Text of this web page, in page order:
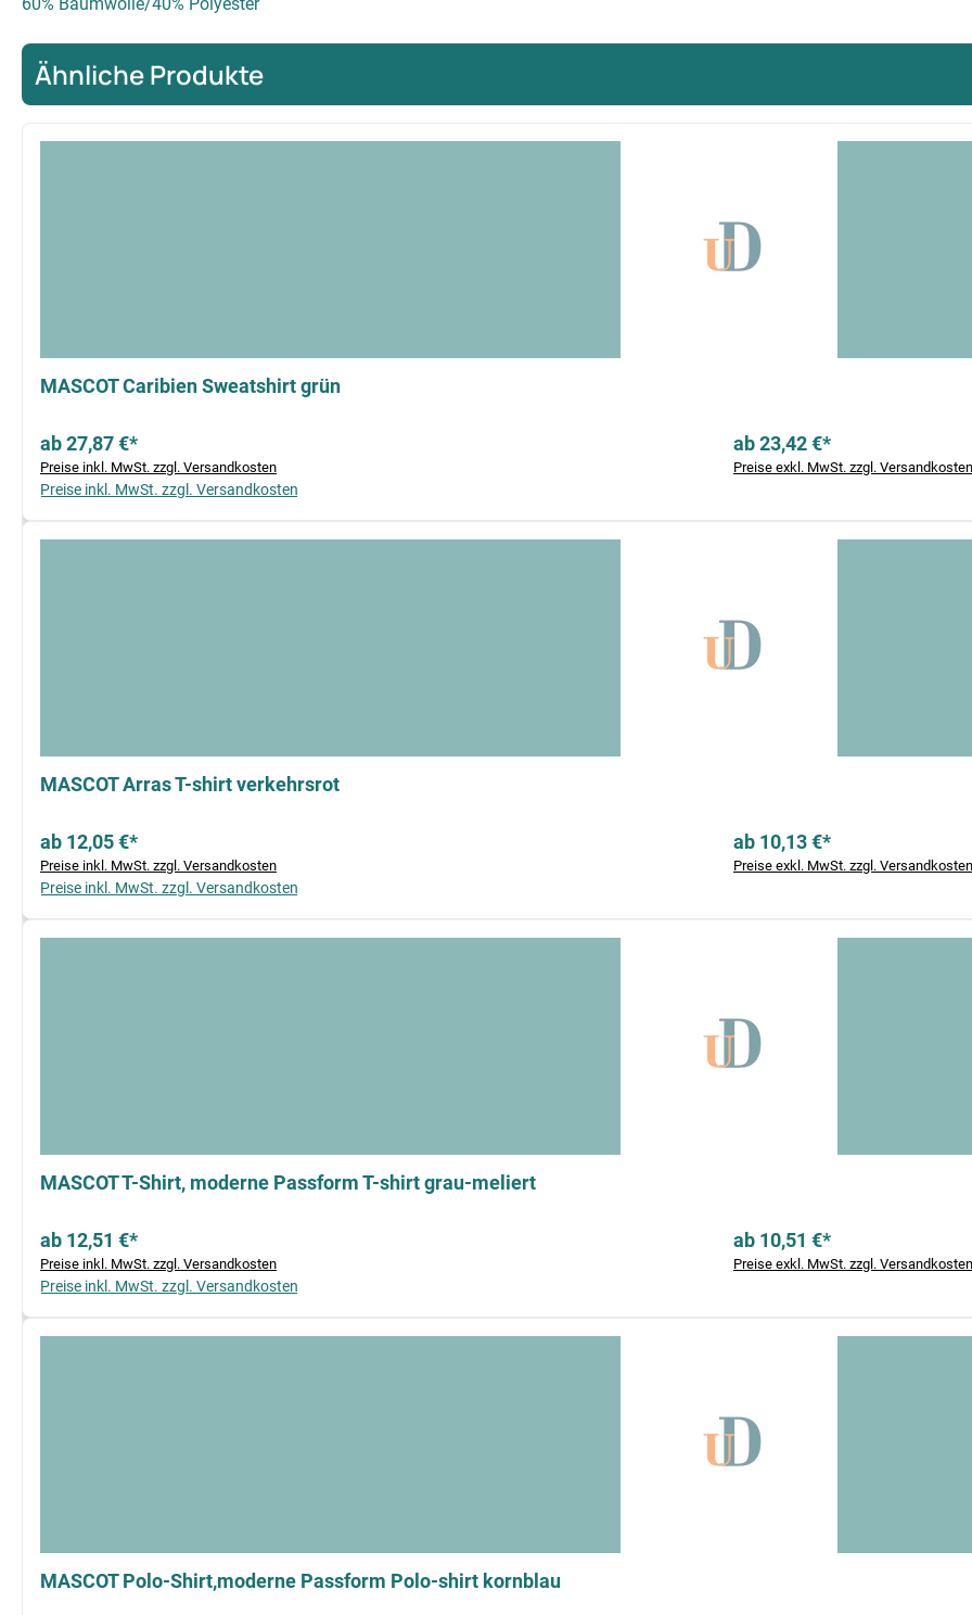
Ähnliche Produkte
MASCOT Caribien Sweatshirt grün
ab 27,87 €*
Preise inkl. MwSt. zzgl. Versandkosten
ab 23,42 €*
Preise exkl. MwSt. zzgl. Versandkosten
Preise inkl. MwSt. zzgl. Versandkosten
MASCOT Arras T-shirt verkehrsrot
ab 12,05 €*
Preise inkl. MwSt. zzgl. Versandkosten
ab 10,13 €*
Preise exkl. MwSt. zzgl. Versandkosten
Preise inkl. MwSt. zzgl. Versandkosten
MASCOT T-Shirt, moderne Passform T-shirt grau-meliert
ab 12,51 €*
Preise inkl. MwSt. zzgl. Versandkosten
ab 10,51 €*
Preise exkl. MwSt. zzgl. Versandkosten
Preise inkl. MwSt. zzgl. Versandkosten
MASCOT Polo-Shirt,moderne Passform Polo-shirt kornblau